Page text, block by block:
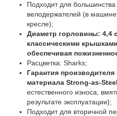
Подходит для большинства
велодержателей (в
кресле);
Диаметр горловины: 4,4
классическими
обеспечивая
Расцветка: Sharks;
Гарантия производителя
материала Strong-as-Steel
естественного износа,
результате эксплуатации);
Подходит для вторичной